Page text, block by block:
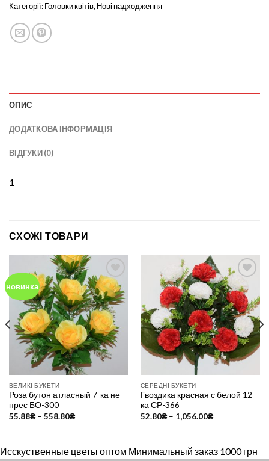
Категорії:Головки квітів, Нові надходження
ОПИС
ДОДАТКОВА ІНФОРМАЦІЯ
ВІДГУКИ (0)
1
СХОЖІ ТОВАРИ
новинка
Add to
Wishlist
ВЕЛИКІ БУКЕТИ
Роза бутон атласный 7-ка не
прес БО-300
55.88₴– 558.80₴
Add to
Wishlist
СЕРЕДНІ БУКЕТИ
Гвоздика красная с белой 12-
ка СР-366
52.80₴– 1,056.00₴
Исскуственные цветы оптом Минимальный заказ 1000 грн